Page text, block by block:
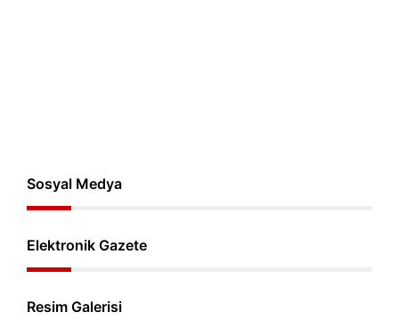
Sosyal Medya
Elektronik Gazete
Resim Galerisi